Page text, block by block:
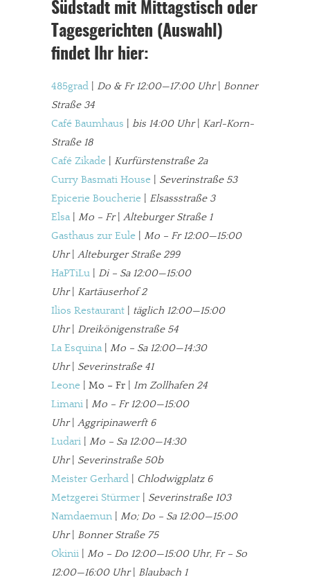
In eigener Sache
Dir gefällt unsere Arbeit?
meinesuedstadt.de finanziert sich durch Partnerprofile und
Werbung. Beide Einnahmequellen sind in den letzten Monaten
stark zurückgegangen.
Solltest Du unsere unabhängige Berichterstattung schätzen,
kannst Du uns mit einer kleinen Spende unterstützen.
Paypal - danke@meinesuedstadt.de
JETZT SPENDEN Schon erledigt!
Südstadt mit Mittagstisch oder
Tagesgerichten (Auswahl)
findet Ihr hier:
485grad Do & Fr 12:00—17:00 Uhr
Bonner
Straße 34
Café Baumhaus
bis 14:00 Uhr| Karl-Korn-
Straße 18
Café Zikade
Kurfürstenstraße 2a
Curry Basmati House
Severinstraße 53
Epicerie Boucherie
Elsassstraße 3
Elsa| Mo – Fr| Alteburger Straße 1
Gasthaus zur Eule
Mo – Fr 12:00—15:00
Uhr| Alteburger Straße 299
HaPTiLu
Di – Sa 12:00—15:00
Uhr| Kartäuserhof 2
Ilios Restaurant
täglich 12:00—15:00
Uhr| Dreikönigenstraße 54
La Esquina| Mo – Sa 12:00—14:30
Uhr| Severinstraße 41
Leone | Mo – Fr | Im Zollhafen 24
Limani
Mo – Fr 12:00—15:00
Uhr| Aggripinawerft 6
Ludari
Mo – Sa 12:00—14:30
Uhr| Severinstraße 50b
Meister Gerhard
Chlodwigplatz 6
Metzgerei Stürmer
Severinstraße 103
Namdaemun
Mo; Do – Sa 12:00—15:00
Uhr| Bonner Straße 75
Okinii
Mo – Do 12:00—15:00 Uhr, Fr – So
12:00—16:00 Uhr| Blaubach 1